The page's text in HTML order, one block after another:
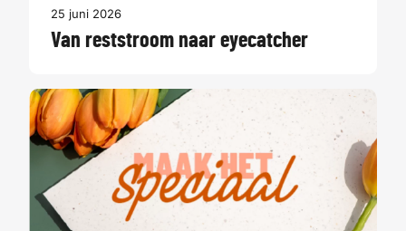
25 juni 2026
Van reststroom naar eyecatcher